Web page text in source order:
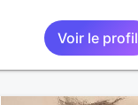
Voir le profil